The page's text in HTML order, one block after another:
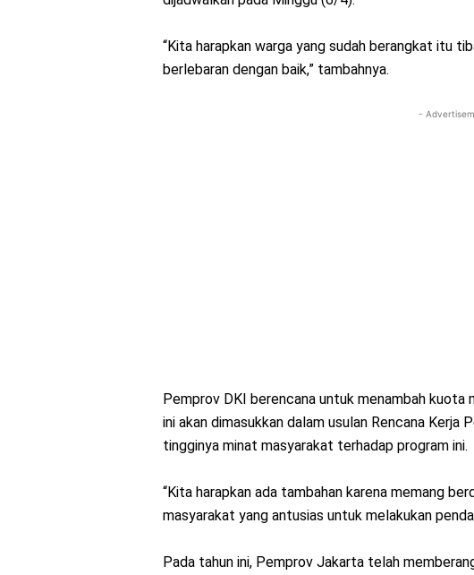
“Kita harapkan warga yang sudah berangkat itu
berlebaran dengan baik,” tambahnya.
-
Pemprov DKI berencana untuk menambah kuota
ini akan dimasukkan dalam usulan Rencana Kerja
tingginya minat masyarakat terhadap program ini.
“Kita harapkan ada tambahan karena memang
masyarakat yang antusias untuk melakukan
Pada tahun ini, Pemprov Jakarta telah